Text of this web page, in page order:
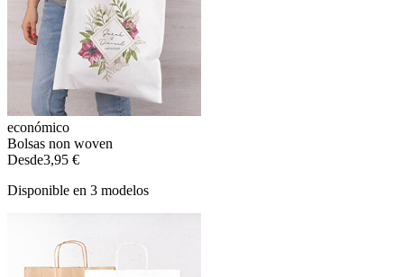
económico
Bolsas non woven
Desde3,95 €
Disponible en 3 modelos